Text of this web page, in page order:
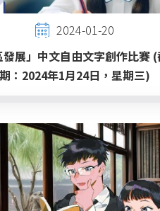
2024-01-20
發展」中文自由文字創作比賽
期：2024年1月24日，星期三)